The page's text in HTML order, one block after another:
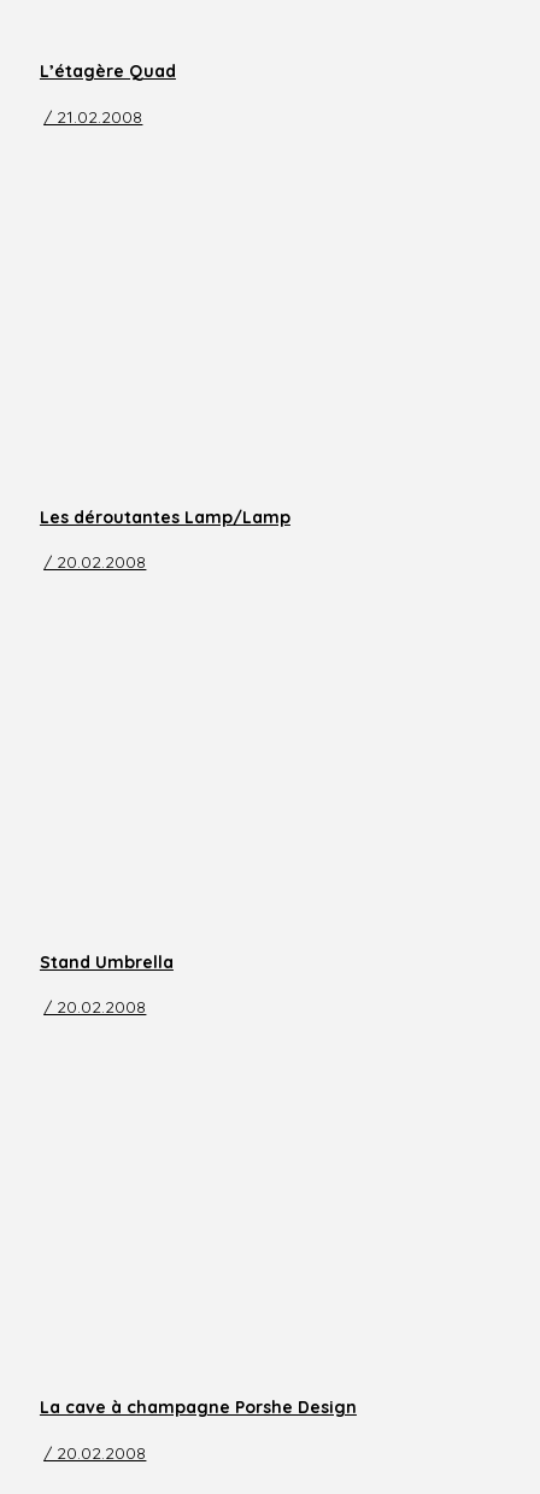
L’étagère Quad
/ 21.02.2008
Les déroutantes Lamp/Lamp
/ 20.02.2008
Stand Umbrella
/ 20.02.2008
La cave à champagne Porshe Design
/ 20.02.2008